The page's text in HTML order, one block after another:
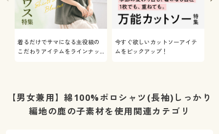
着るだけでサマになる主役級の
こだわりアイテムをラインナッ
今すぐ欲しいカットソーアイテ
ムをピックアップ！
【男女兼用】綿100%ポロシャツ(長袖)しっかり
編地の鹿の子素材を使用関連カテゴリ